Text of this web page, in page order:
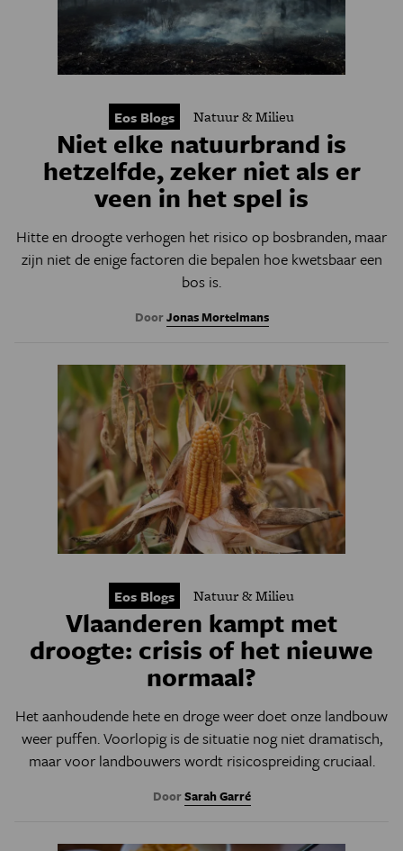
Eos Blogs Natuur & Milieu
Niet elke natuurbrand is
hetzelfde, zeker niet als er
veen in het spel is
Hitte en droogte verhogen het risico op bosbranden, maar
zijn niet de enige factoren die bepalen hoe kwetsbaar een
bos is.
DoorJonas Mortelmans
Eos Blogs Natuur & Milieu
Vlaanderen kampt met
droogte: crisis of het nieuwe
normaal?
Het aanhoudende hete en droge weer doet onze landbouw
weer puffen. Voorlopig is de situatie nog niet dramatisch,
maar voor landbouwers wordt risicospreiding cruciaal.
DoorSarah Garré